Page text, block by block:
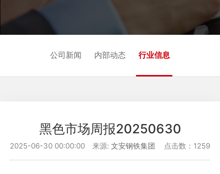
公司新闻 内部动态 行业信息
黑色市场周报20250630
点击数：1259
2025-06-30 00:00:00 来源: 文安钢铁集团